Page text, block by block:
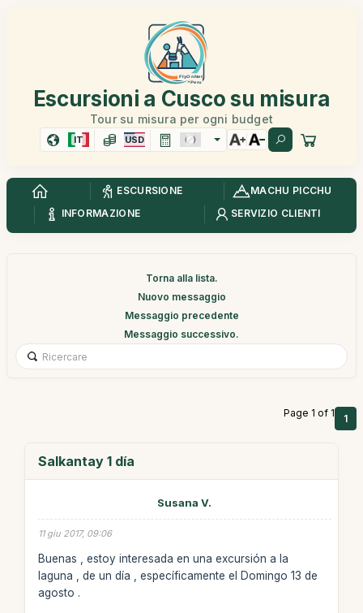
Escursioni a Cusco su misura
Tour su misura per ogni budget
IT USD
ESCURSIONE
MACHU PICCHU
INFORMAZIONE
SERVIZIO CLIENTI
Torna alla lista.
Nuovo messaggio
Messaggio precedente
Messaggio successivo.
Page 1 of 1 1
Salkantay 1 día
Susana V.
11 giu 2017, 09:06
Buenas , estoy interesada en una excursión a la
laguna , de un día , específicamente el Domingo 13 de
agosto .